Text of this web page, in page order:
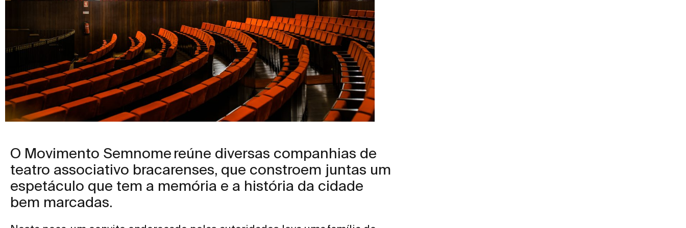
O Movimento Semnome reúne diversas companhias de
teatro associativo bracarenses, que constroem juntas um
espetáculo que tem a memória e a história da cidade
bem marcadas.